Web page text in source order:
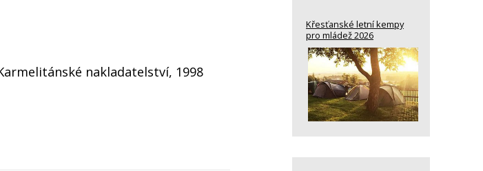
nakladatelství, 1998
Křesťanské letní kempy
pro mládež 2026